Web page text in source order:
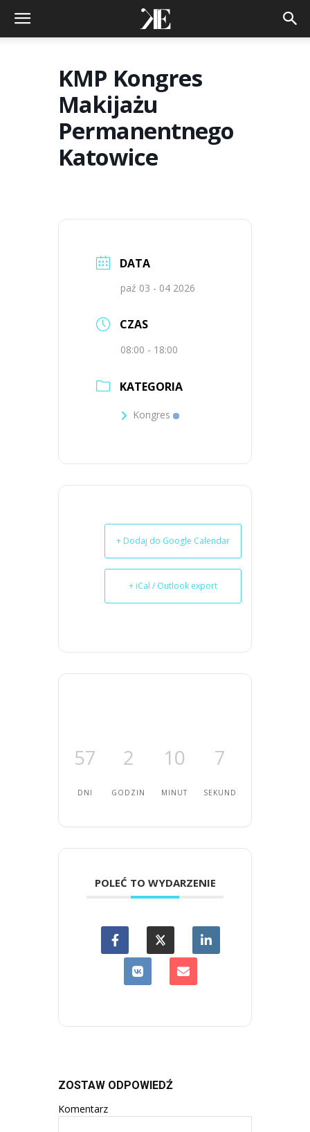
KMP Kongres
Makijażu
Permanentnego
Katowice
DATA
paź 03 - 04 2026
CZAS
08:00 - 18:00
KATEGORIA
Kongres
+ Dodaj do Google Calendar
+ iCal / Outlook export
57
DNI
2
GODZIN
10
MINUT
6
SEKUND
POLEĆ TO WYDARZENIE
ZOSTAW ODPOWIEDŹ
Komentarz